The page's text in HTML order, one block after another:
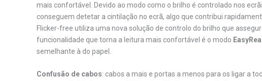
mais confortável. Devido ao modo como o brilho é controlado nos
conseguem detetar a cintilação no ecrã, algo que contribui
Flicker-free utiliza uma nova solução de controlo do brilho que
funcionalidade que torna a leitura mais confortável é o modo
semelhante à do papel.
Confusão de cabos: cabos a mais e portas a menos para os ligar a